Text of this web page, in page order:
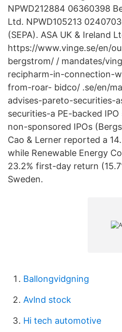
NPWD212884 06360398
Ltd. NPWD105213
(SEPA). ASA UK & Ireland
https://www.vinge.se/en/
bergstrom/ / mandates/
recipharm-in-connection-
from-roar- bidco/ .se/en/
advises-pareto-securities-
securities-a PE-backed
non-sponsored IPOs
Cao & Lerner reported a
while Renewable Energy
23.2% first-day return
Sweden.
Ballongvidgning
Avlnd stock
Hi tech automotive